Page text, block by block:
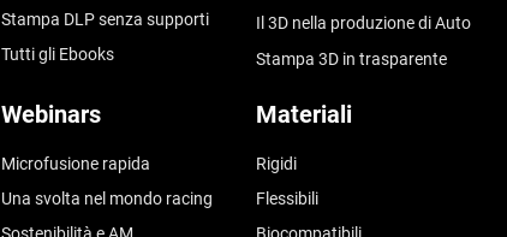
Stampa DLP senza supporti
Tutti gli Ebooks
Il 3D nella produzione di Auto
Stampa 3D in trasparente
Webinars
Microfusione rapida
Una svolta nel mondo racing
Materiali
Rigidi
Flessibili